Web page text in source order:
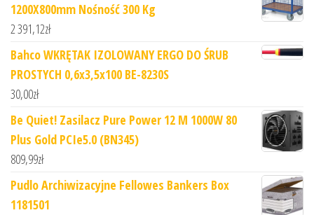
1200X800mm Nośność 300 Kg
2 391,12zł
Bahco WKRĘTAK IZOLOWANY ERGO DO ŚRUB
PROSTYCH 0,6x3,5x100 BE-8230S
30,00zł
Be Quiet! Zasilacz Pure Power 12 M 1000W 80
Plus Gold PCIe5.0 (BN345)
809,99zł
Pudlo Archiwizacyjne Fellowes Bankers Box
1181501